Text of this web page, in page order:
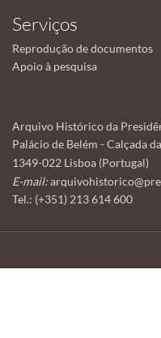
Serviços
Reprodução de documentos
Apoio à pesquisa
Arquivo Histórico da
Palácio de Belém - Calçada
1349-022 Lisboa (Portugal)
E-mail:
Tel.: (+351) 213 614 600